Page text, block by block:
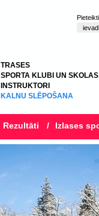
TRASES
SPORTA KLUBI UN SKOLAS
INSTRUKTORI
KALNU SLĒPOŠANA
Rezultāti / Izlases